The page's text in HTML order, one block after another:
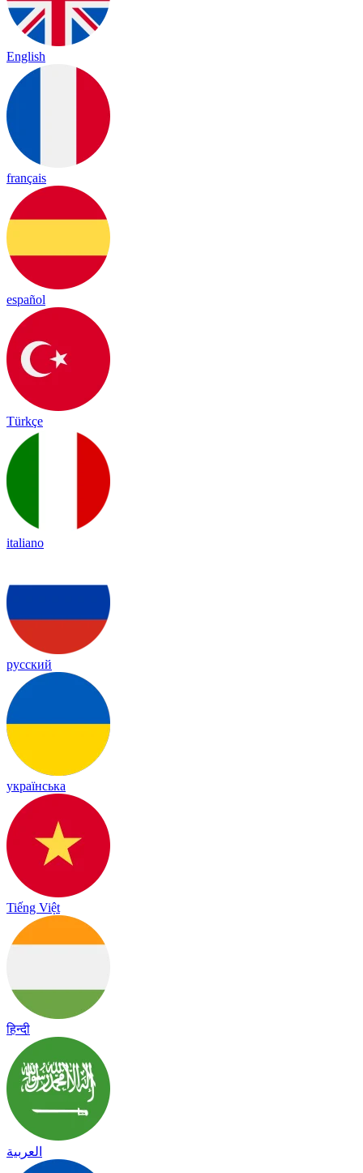
English
français
español
Türkçe
italiano
русский
українська
Tiếng Việt
हिन्दी
العربية